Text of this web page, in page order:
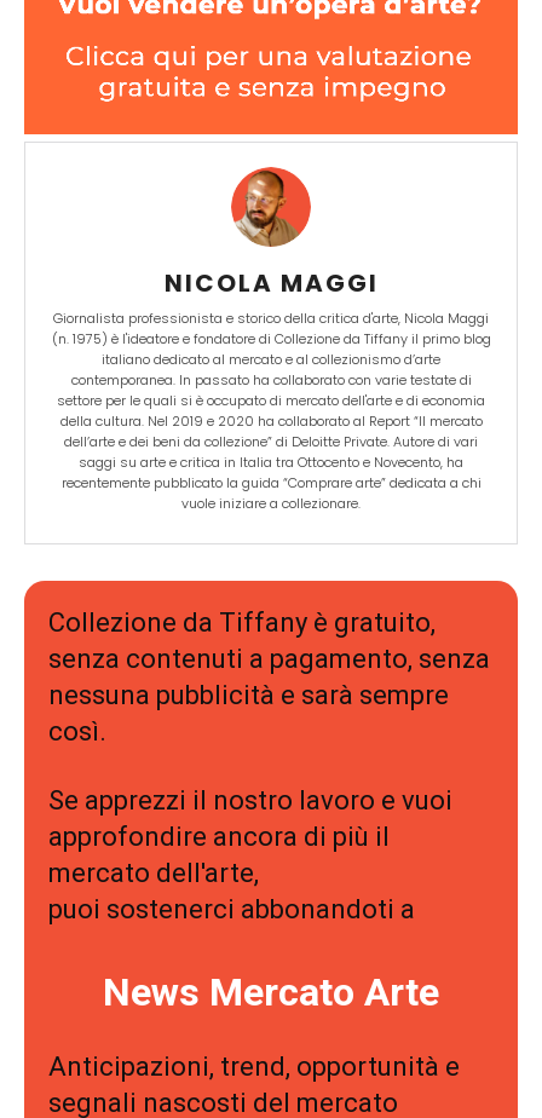
NICOLA MAGGI
Giornalista professionista e storico della critica d'arte, Nicola Maggi
(n. 1975) è l'ideatore e fondatore di Collezione da Tiffany il primo blog
italiano dedicato al mercato e al collezionismo d’arte
contemporanea. In passato ha collaborato con varie testate di
settore per le quali si è occupato di mercato dell'arte e di economia
della cultura. Nel 2019 e 2020 ha collaborato al Report “Il mercato
dell’arte e dei beni da collezione” di Deloitte Private. Autore di vari
saggi su arte e critica in Italia tra Ottocento e Novecento, ha
recentemente pubblicato la guida “Comprare arte” dedicata a chi
vuole iniziare a collezionare.
Collezione da Tiffany è gratuito,
senza contenuti a pagamento, senza
nessuna pubblicità e sarà sempre
così.
Se apprezzi il nostro lavoro e vuoi
approfondire ancora di più il
mercato dell'arte,
puoi sostenerci abbonandoti a
News Mercato Arte
Anticipazioni, trend, opportunità e
segnali nascosti del mercato